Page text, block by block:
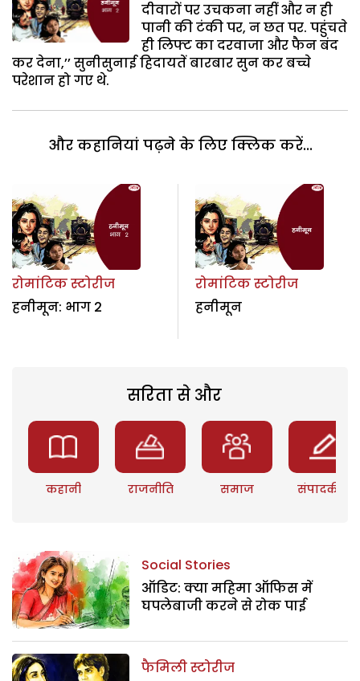
दीवारों पर उचकना नहीं और न ही
पानी की टंकी पर, न छत पर. पहुंचते
ही लिफ्ट का दरवाजा और फैन बंद
कर देना,’’ सुनीसुनाई हिदायतें बारबार सुन कर बच्चे
परेशान हो गए थे.
और कहानियां पढ़ने के लिए क्लिक करें...
रोमांटिक स्टोरीज
हनीमून: भाग 2
रोमांटिक स्टोरीज
हनीमून
सरिता से और
कहानी राजनीति समाज संपादकीय
Social Stories
ऑडिट: क्या महिमा ऑफिस में
घपलेबाजी करने से रोक पाई
फैमिली स्टोरीज